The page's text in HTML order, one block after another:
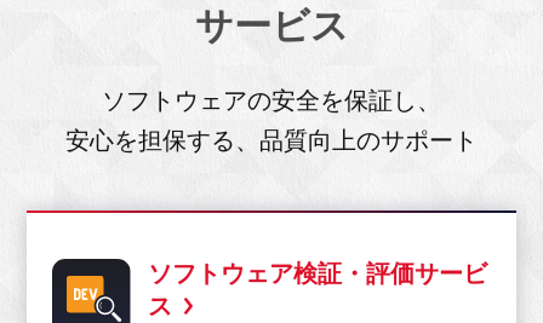
サービス
ソフトウェアの安全を保証し、
安心を担保する、品質向上のサポート
ソフトウェア検証・評価サービ
ス